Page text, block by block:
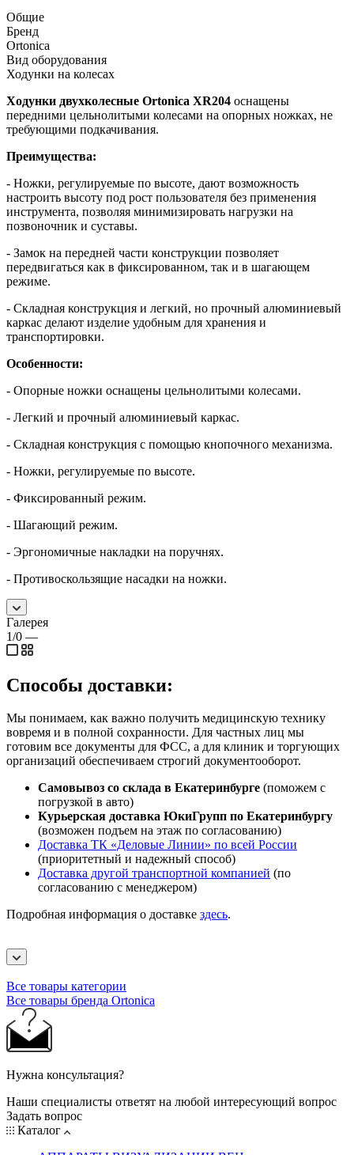
Общие
Бренд
Ortonica
Вид оборудования
Ходунки на колесах
Ходунки двухколесные Ortonica XR204 оснащены
передними цельнолитыми колесами на опорных ножках, не
требующими подкачивания.
Преимущества:
- Ножки, регулируемые по высоте, дают возможность
настроить высоту под рост пользователя без применения
инструмента, позволяя минимизировать нагрузки на
позвоночник и суставы.
- Замок на передней части конструкции позволяет
передвигаться как в фиксированном, так и в шагающем
режиме.
- Складная конструкция и легкий, но прочный алюминиевый
каркас делают изделие удобным для хранения и
транспортировки.
Особенности:
- Опорные ножки оснащены цельнолитыми колесами.
- Легкий и прочный алюминиевый каркас.
- Складная конструкция с помощью кнопочного механизма.
- Ножки, регулируемые по высоте.
- Фиксированный режим.
- Шагающий режим.
- Эргономичные накладки на поручнях.
- Противоскользящие насадки на ножки.
Галерея
1/0 —
Способы доставки:
Мы понимаем, как важно получить медицинскую технику
вовремя и в полной сохранности. Для частных лиц мы
готовим все документы для ФСС, а для клиник и торгующих
организаций обеспечиваем строгий документооборот.
Самовывоз со склада в Екатеринбурге (поможем с
погрузкой в авто)
Курьерская доставка ЮкиГрупп по Екатеринбургу
(возможен подъем на этаж по согласованию)
Доставка ТК «Деловые Линии» по всей России
(приоритетный и надежный способ)
Доставка другой транспортной компанией (по
согласованию с менеджером)
Подробная информация о доставке здесь.
Все товары категории
Все товары бренда Ortonica
Нужна консультация?
Наши специалисты ответят на любой интересующий вопрос
Задать вопрос
Каталог